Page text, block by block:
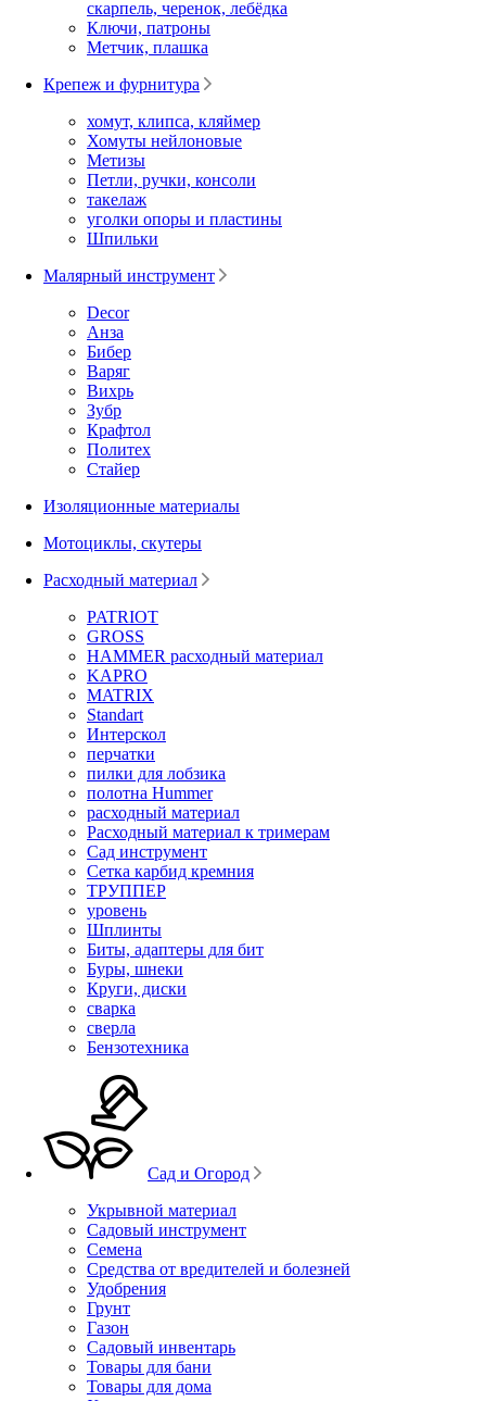
скарпель, черенок, лебёдка
Ключи, патроны
Метчик, плашка
Крепеж и фурнитура
хомут, клипса, кляймер
Хомуты нейлоновые
Метизы
Петли, ручки, консоли
такелаж
уголки опоры и пластины
Шпильки
Малярный инструмент
Decor
Анза
Бибер
Варяг
Вихрь
Зубр
Крафтол
Политех
Стайер
Изоляционные материалы
Мотоциклы, скутеры
Расходный материал
PATRIOT
GROSS
HAMMER расходный материал
KAPRO
MATRIX
Standart
Интерскол
перчатки
пилки для лобзика
полотна Hummer
расходный материал
Расходный материал к тримерам
Сад инструмент
Сетка карбид кремния
ТРУППЕР
уровень
Шплинты
Биты, адаптеры для бит
Буры, шнеки
Круги, диски
сварка
сверла
Бензотехника
Сад и Огород
Укрывной материал
Садовый инструмент
Семена
Средства от вредителей и болезней
Удобрения
Грунт
Газон
Садовый инвентарь
Товары для бани
Товары для дома